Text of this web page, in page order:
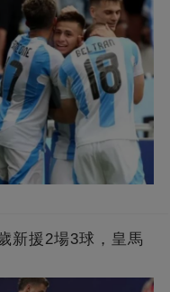
新援2場3球，皇馬